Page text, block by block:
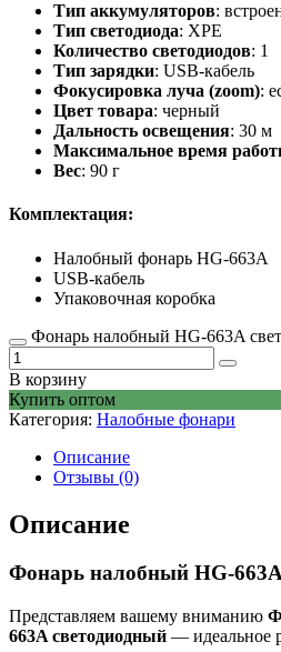
Тип аккумуляторов:
Тип светодиода: XPE
Количество светодиодов: 1
Тип зарядки: USB-кабель
Фокусировка луча (zoom):
Цвет товара: черный
Дальность освещения: 30 м
Максимальное время
Вес: 90 г
Комплектация:
Налобный фонарь HG-663A
USB-кабель
Упаковочная коробка
Фонарь налобный HG-663A
В корзину
Купить оптом
Категория: Налобные фонари
Описание
Отзывы (0)
Описание
Фонарь налобный HG-
Представляем вашему вниманию
663A светодиодный — идеальное